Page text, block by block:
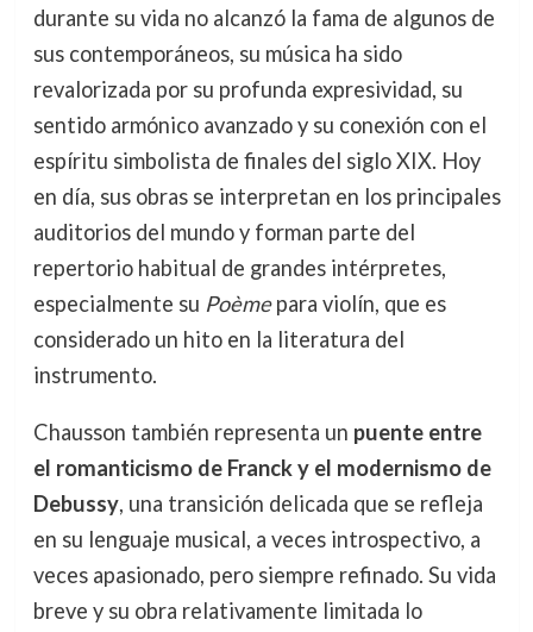
durante su vida no alcanzó la fama de algunos de
sus contemporáneos, su música ha sido
revalorizada por su profunda expresividad, su
sentido armónico avanzado y su conexión con el
espíritu simbolista de finales del siglo XIX. Hoy
en día, sus obras se interpretan en los principales
auditorios del mundo y forman parte del
repertorio habitual de grandes intérpretes,
especialmente su Poèmepara violín, que es
considerado un hito en la literatura del
instrumento.
Chausson también representa un puente entre
el romanticismo de Franck y el modernismo de
Debussy, una transición delicada que se refleja
en su lenguaje musical, a veces introspectivo, a
veces apasionado, pero siempre refinado. Su vida
breve y su obra relativamente limitada lo